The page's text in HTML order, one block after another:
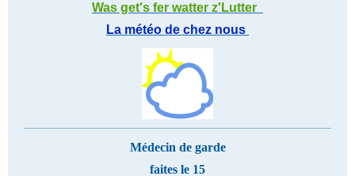
Was get's fer watter z'Lutter
La météo de chez nous
Médecin de garde
faites le 15